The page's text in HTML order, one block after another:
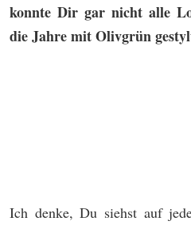
konnte Dir gar nicht alle
die Jahre mit Olivgrün
Ich denke, Du siehst auf